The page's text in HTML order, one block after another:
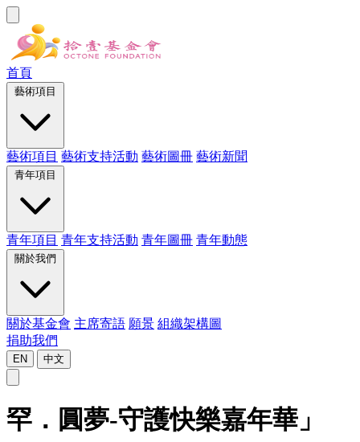
首頁
藝術項目 藝術支持活動 藝術圖冊 藝術新聞
青年項目 青年支持活動 青年圖冊 青年動態
關於基金會 主席寄語 願景 組織架構圖
捐助我們
EN 中文
罕．圓夢-守護快樂嘉年華」